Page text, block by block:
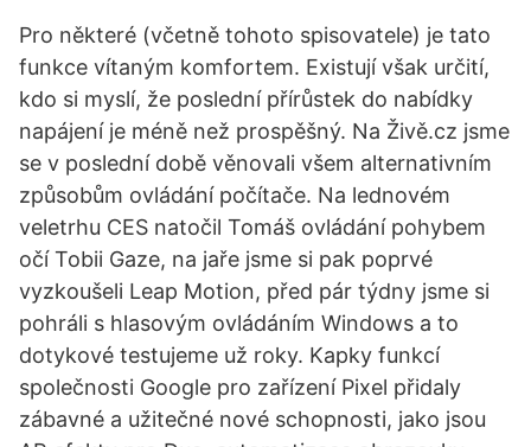
Pro některé (včetně tohoto spisovatele) je tato
funkce vítaným komfortem. Existují však určití,
kdo si myslí, že poslední přírůstek do nabídky
napájení je méně než prospěšný. Na Živě.cz jsme
se v poslední době věnovali všem alternativním
způsobům ovládání počítače. Na lednovém
veletrhu CES natočil Tomáš ovládání pohybem
očí Tobii Gaze, na jaře jsme si pak poprvé
vyzkoušeli Leap Motion, před pár týdny jsme si
pohráli s hlasovým ovládáním Windows a to
dotykové testujeme už roky. Kapky funkcí
společnosti Google pro zařízení Pixel přidaly
zábavné a užitečné nové schopnosti, jako jsou